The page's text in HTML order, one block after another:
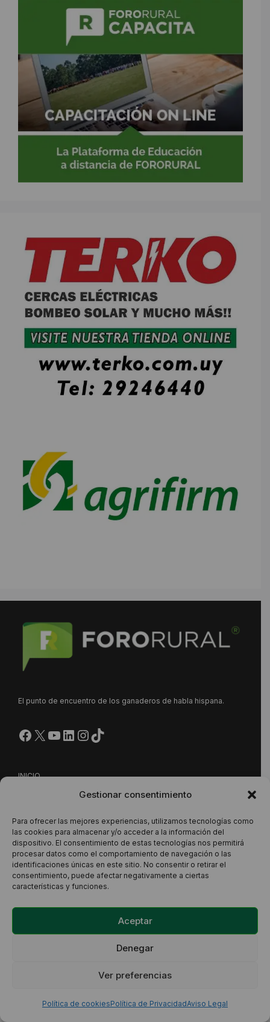
Gestionar consentimiento
Para ofrecer las mejores experiencias, utilizamos tecnologías como
las cookies para almacenar y/o acceder a la información del
dispositivo. El consentimiento de estas tecnologías nos permitirá
procesar datos como el comportamiento de navegación o las
identificaciones únicas en este sitio. No consentir o retirar el
consentimiento, puede afectar negativamente a ciertas
características y funciones.
Aceptar
Denegar
Ver preferencias
Política de cookiesPolítica de PrivacidadAviso Legal
El punto de encuentro de los ganaderos de habla hispana.
Facebook
X YouTube
LinkedIn
Instagram
https://www.tiktok.com/
INICIO
NUESTRA PROPUESTA
CONTACTO
Este sitio está protegido por reCAPTCHA y se aplican la
Política de Privacidad y losTérminos del Servicio de Google.
Política de Privacidad
Política de cookies
© 2026• Creado conGeneratePress